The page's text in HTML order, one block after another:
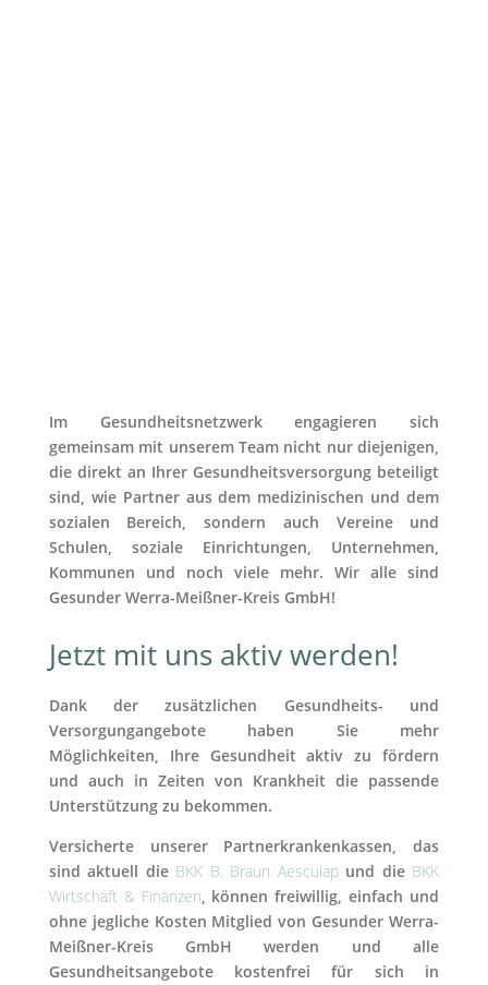
Im Gesundheitsnetzwerk engagieren sich
gemeinsam mit unserem Team nicht nur diejenigen,
die direkt an Ihrer Gesundheitsversorgung beteiligt
sind, wie Partner aus dem medizinischen und dem
sozialen Bereich, sondern auch Vereine und
Schulen, soziale Einrichtungen, Unternehmen,
Kommunen und noch viele mehr. Wir alle sind
Gesunder Werra-Meißner-Kreis GmbH!
Jetzt mit uns aktiv werden!
Dank der zusätzlichen Gesundheits- und
Versorgungangebote haben Sie mehr
Möglichkeiten, Ihre Gesundheit aktiv zu fördern
und auch in Zeiten von Krankheit die passende
Unterstützung zu bekommen.
Versicherte unserer Partnerkrankenkassen, das
sind aktuell die BKK B. Braun Aesculapund die BKK
Wirtschaft & Finanzen, können freiwillig, einfach und
ohne jegliche Kosten Mitglied von Gesunder Werra-
Meißner-Kreis GmbH werden und alle
Gesundheitsangebote kostenfrei für sich in